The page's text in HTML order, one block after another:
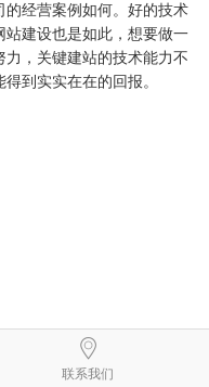
经营案例如何。好的技术
建设也是如此，想要做一
，关键建站的技术能力不
到实实在在的回报。
联系我们